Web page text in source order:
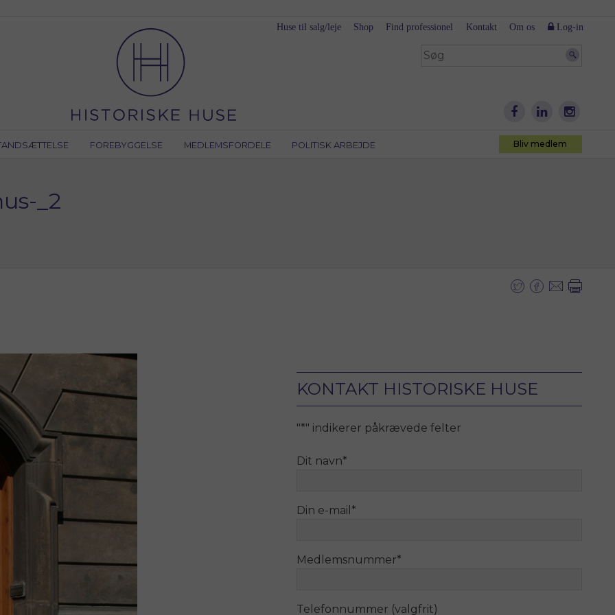
FOREBYGGELSE MEDLEMSFORDELE POLITISK ARBEJDE Bliv medlem
Huse til salg/leje Shop Find professionel Kontakt Om os Log-in
_2
KONTAKT HISTORISKE HUSE
"*" indikerer påkrævede felter
Dit navn*
Din e-mail *
Medlemsnummer*
Telefonnummer (valgfrit)